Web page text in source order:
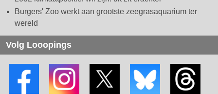
Burgers' Zoo werkt aan grootste zeegrasaquarium ter
wereld
Volg Looopings